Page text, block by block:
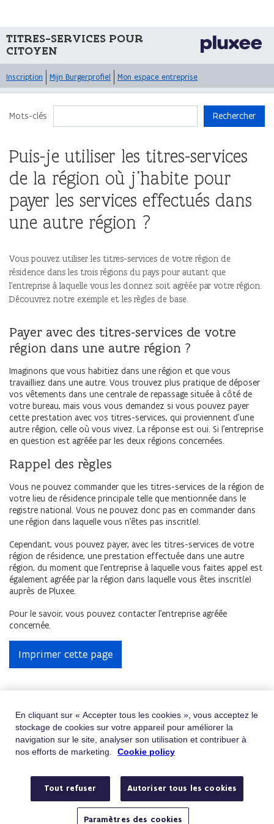
TITRES-SERVICES POUR
CITOYEN
Inscription Mijn Burgerprofiel Mon espace entreprise
Mots-clés Rechercher
Puis-je utiliser les titres-services
de la région où j’habite pour
payer les services effectués dans
une autre région ?
Vous pouvez utiliser les titres-services de votre région de
résidence dans les trois régions du pays pour autant que
l'entreprise à laquelle vous les donnez soit agréée par votre région.
Découvrez notre exemple et les règles de base.
Payer avec des titres-services de votre
région dans une autre région ?
Imaginons que vous habitiez dans une région et que vous
travailliez dans une autre. Vous trouvez plus pratique de déposer
vos vêtements dans une centrale de repassage située à côté de
votre bureau, mais vous vous demandez si vous pouvez payer
cette prestation avec vos titres-services, qui proviennent d’une
autre région, celle où vous vivez. La réponse est oui. Si l’entreprise
en question est agréée par les deux régions concernées.
Rappel des règles
Vous ne pouvez commander que les titres-services de la région de
votre lieu de résidence principale telle que mentionnée dans le
registre national. Vous ne pouvez donc pas en commander dans
une région dans laquelle vous n'êtes pas inscrit(e).
Cependant, vous pouvez payer, avec les titres-services de votre
région de résidence, une prestation effectuée dans une autre
région, du moment que l’entreprise à laquelle vous faites appel est
également agréée par la région dans laquelle vous êtes inscrit(e)
auprès de Pluxee.
Pour le savoir, vous pouvez contacter l’entreprise agréée
concernée.
Imprimer cette page
Obtenir de l'aide
Vous ne trouvez pas ce que vous cherchez ?
Contactez-nous
Téléphone
Appelez le 02/401.31.30
Du lundi au vendredi de 9h à 19h
Envoyez-nous un e-mail
En cliquant sur « Accepter tous les cookies », vous acceptez le
stockage de cookies sur votre appareil pour améliorer la
navigation sur le site, analyser son utilisation et contribuer à
nos efforts de marketing.
Cookie policy
Tout refuser Autoriser tous les cookies
Paramètres des cookies